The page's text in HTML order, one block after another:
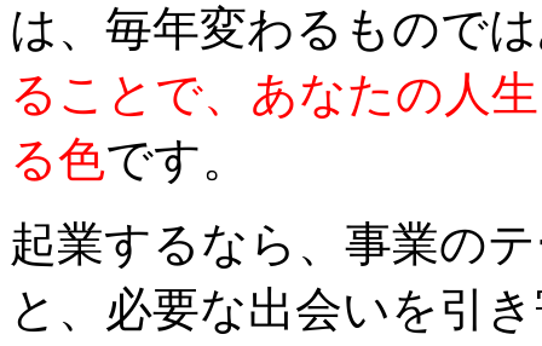
は、毎年変わるもので
ることで、あなたの人
る色です。
起業するなら、事業の
と、必要な出会いを引